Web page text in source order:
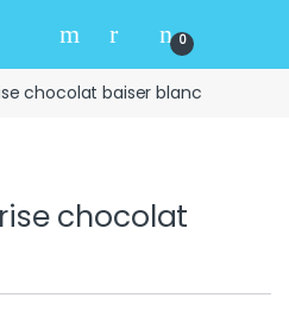
0
chocolat baiser blanc
chocolat